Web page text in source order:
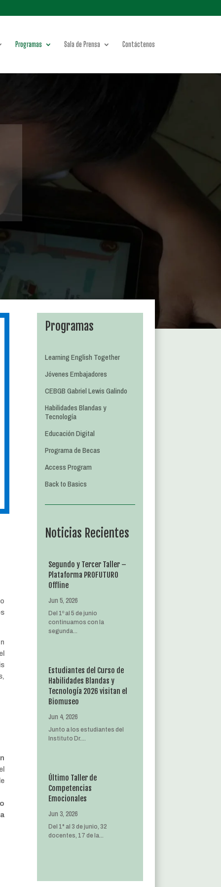
Programas Sala de Prensa Contáctenos
Programas
Learning English Together
Jóvenes Embajadores
CEBGB Gabriel Lewis Galindo
Habilidades Blandas y
Tecnología
Educación Digital
Programa de Becas
Access Program
Back to Basics
Noticias Recientes
Segundo y Tercer Taller –
Plataforma PROFUTURO
Offline
Jun 5, 2026
Del 1º al 5 de junio
continuamos con la
segunda...
Estudiantes del Curso de
Habilidades Blandas y
Tecnología 2026 visitan el
Biomuseo
Jun 4, 2026
Junto a los estudiantes del
Instituto Dr....
Último Taller de
Competencias
Emocionales
Jun 3, 2026
Del 1° al 3 de junio, 32
docentes, 17 de la...